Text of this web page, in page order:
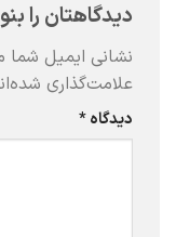
دیدگاهتان را
نشانی ایمیل
علامت‌گذاری
دیدگاه*